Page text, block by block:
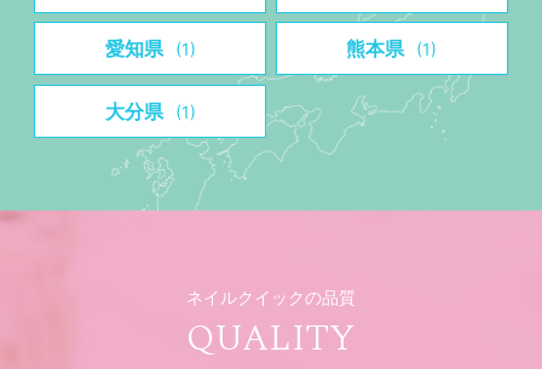
愛知県 (1) 熊本県 (1)
大分県 (1)
ネイルクイックの品質
QUALITY